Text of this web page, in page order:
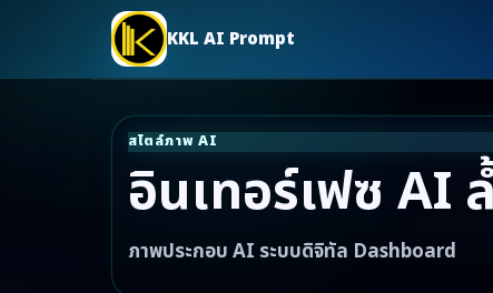
KKL AI Prompt
สไตล์ภาพ AI
อินเทอร์เฟซ AI
ภาพประกอบ AI ระบบดิจิทัล Dashboard